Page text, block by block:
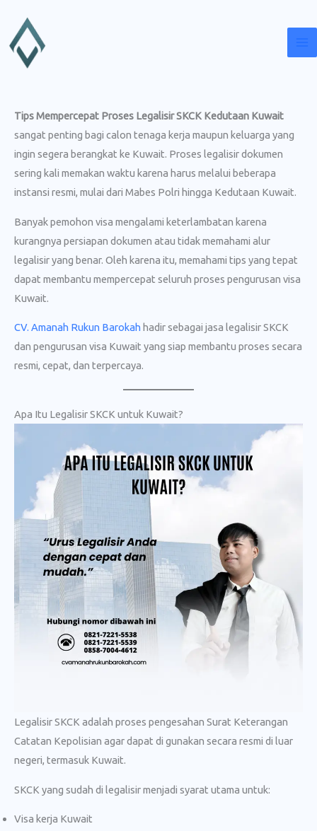
konten
Tips Mempercepat Proses Legalisir SKCK Kedutaan Kuwait
sangat penting bagi calon tenaga kerja maupun keluarga yang
ingin segera berangkat ke Kuwait. Proses legalisir dokumen
sering kali memakan waktu karena harus melalui beberapa
instansi resmi, mulai dari Mabes Polri hingga Kedutaan Kuwait.
Banyak pemohon visa mengalami keterlambatan karena
kurangnya persiapan dokumen atau tidak memahami alur
legalisir yang benar. Oleh karena itu, memahami tips yang tepat
dapat membantu mempercepat seluruh proses pengurusan visa
Kuwait.
CV. Amanah Rukun Barokah hadir sebagai jasa legalisir SKCK
dan pengurusan visa Kuwait yang siap membantu proses secara
resmi, cepat, dan terpercaya.
Apa Itu Legalisir SKCK untuk Kuwait?
Legalisir SKCK adalah proses pengesahan Surat Keterangan
Catatan Kepolisian agar dapat di gunakan secara resmi di luar
negeri, termasuk Kuwait.
SKCK yang sudah di legalisir menjadi syarat utama untuk:
Visa kerja Kuwait